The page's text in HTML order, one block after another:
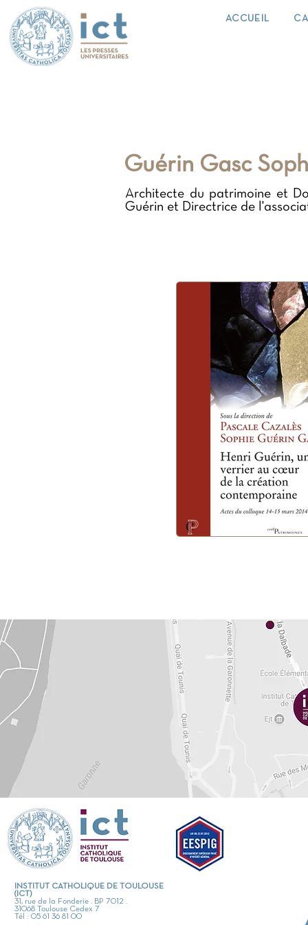
ACCUEIL
Guérin Gasc
Architecte du patrimoine et
Guérin et Directrice de
INSTITUT CATHOLIQUE DE TOULOUSE
(ICT)
31, rue de la Fonderie . BP 7012 .
31068 Toulouse Cedex 7
Tél : 05 61 36 81 00